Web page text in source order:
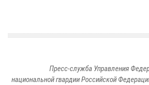
Пресс-служба Управления
национальной гвардии Российской